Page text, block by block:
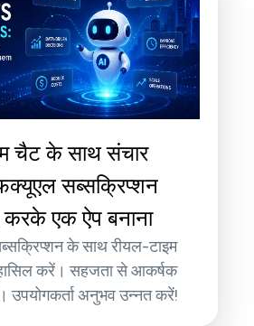
चैट के साथ संचार
सब्सक्रिप्शन
करके एक ऐप बनाना
के साथ रीयल-टाइम
करें। सहजता से आकर्षक
उपयोगकर्ता अनुभव उन्नत करें!